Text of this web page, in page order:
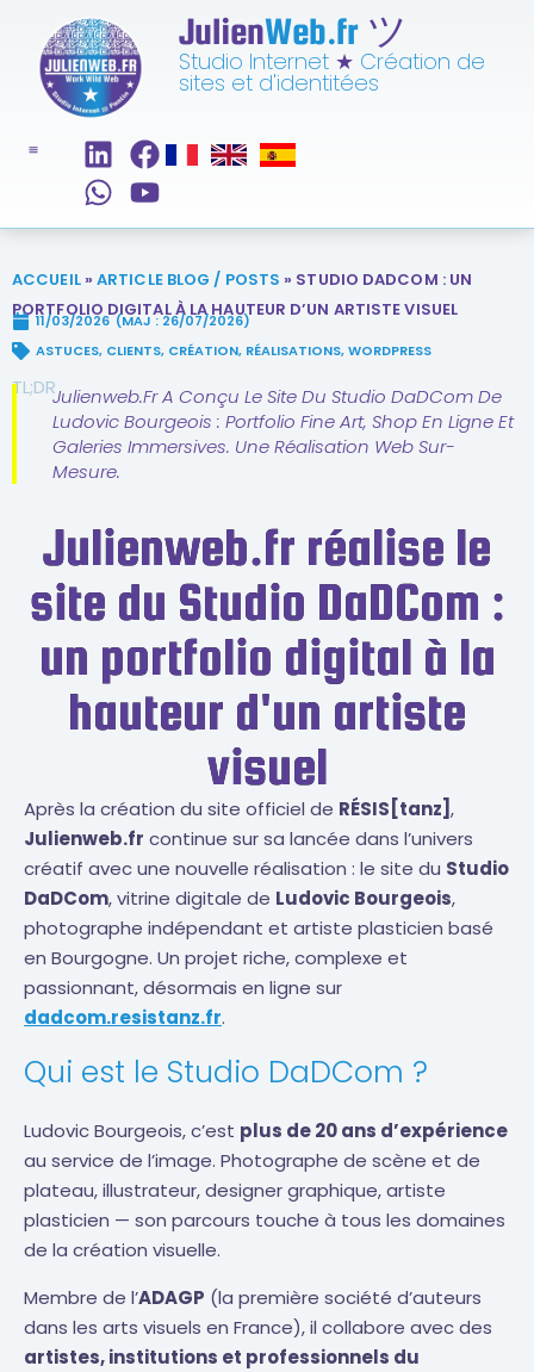
JulienWeb.fr ツ
Studio Internet ★ Création de
sites et d'identitées
ACCUEIL»ARTICLE BLOG / POSTS » STUDIO DADCOM : UN
PORTFOLIO DIGITAL À LA HAUTEUR D’UN ARTISTE VISUEL
11/03/2026 (MAJ : 26/07/2026)
ASTUCES, CLIENTS, CRÉATION, RÉALISATIONS,WORDPRESS
TL;DRJulienweb.fr A Conçu Le Site Du Studio DaDCom De
Ludovic Bourgeois : Portfolio Fine Art, Shop En Ligne Et
Galeries Immersives. Une Réalisation Web Sur-
Mesure.
Julienweb.fr réalise le
site du Studio DaDCom :
un portfolio digital à la
hauteur d'un artiste
visuel
Après la création du site officiel de RÉSIS[tanz],
Julienweb.fr continue sur sa lancée dans l’univers
créatif avec une nouvelle réalisation : le site du Studio
DaDCom, vitrine digitale de Ludovic Bourgeois,
photographe indépendant et artiste plasticien basé
en Bourgogne. Un projet riche, complexe et
passionnant, désormais en ligne sur
dadcom.resistanz.fr.
Qui est le Studio DaDCom ?
Ludovic Bourgeois, c’est plus de 20 ans d’expérience
au service de l’image. Photographe de scène et de
plateau, illustrateur, designer graphique, artiste
plasticien — son parcours touche à tous les domaines
de la création visuelle.
Membre de l’ADAGP (la première société d’auteurs
dans les arts visuels en France), il collabore avec des
artistes, institutions et professionnels du